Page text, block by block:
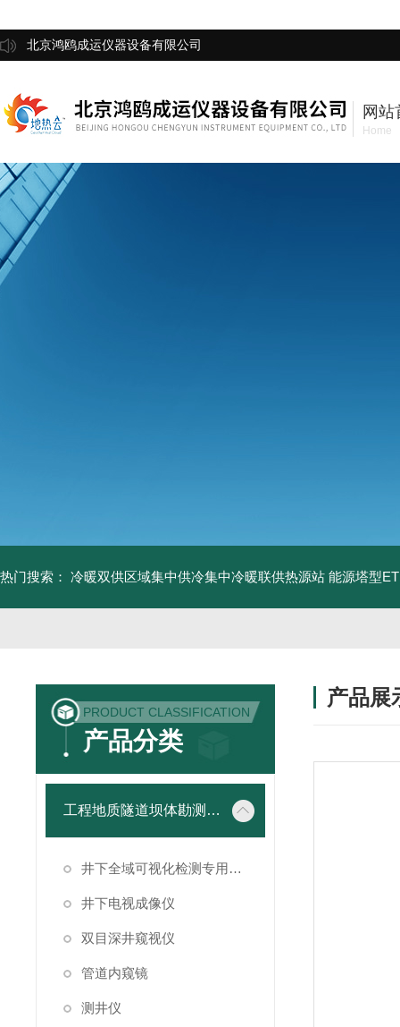
北京鸿鸥成运仪器设备有限公司
网站
Home
热门搜索： 冷暖双供区域集中供冷集中冷暖联供热源站 能源塔型
PRODUCT CLASSIFICATION
产品分类
工程地质隧道坝体勘测仪器
井下全域可视化检测专用成像设备
井下电视成像仪
双目深井窥视仪
管道内窥镜
测井仪
产品展